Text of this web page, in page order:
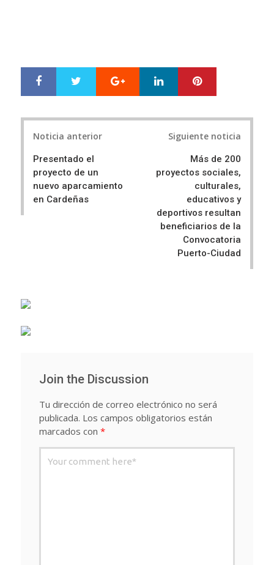
r
e
e
Google+ LinkedIn
Noticia anterior
Presentado el
proyecto de un
nuevo aparcamiento
en Cardeñas
Siguiente noticia
Más de 200
proyectos sociales,
culturales,
educativos y
deportivos resultan
beneficiarios de la
Convocatoria
Puerto-Ciudad
Join the Discussion
Tu dirección de correo electrónico no será
publicada. Los campos obligatorios están
marcados con *